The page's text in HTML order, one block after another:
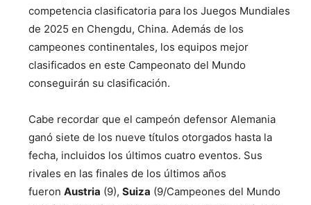
competencia clasificatoria para los Juegos Mundiales
de 2025 en Chengdu, China. Además de los
campeones continentales, los equipos mejor
clasificados en este Campeonato del Mundo
conseguirán su clasificación.
Cabe recordar que el campeón defensor Alemania
ganó siete de los nueve títulos otorgados hasta la
fecha, incluidos los últimos cuatro eventos. Sus
rivales en las finales de los últimos años
fueron Austria (9), Suiza (9/Campeones del Mundo